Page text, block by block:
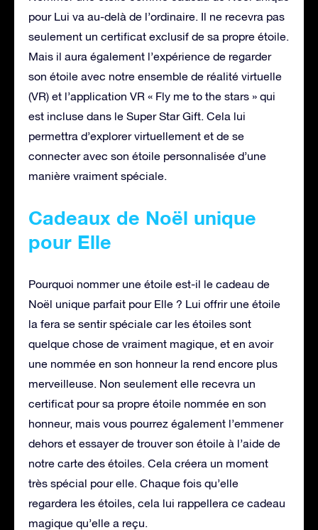
pour Lui va au-delà de l’ordinaire. Il ne recevra pas
seulement un certificat exclusif de sa propre étoile.
Mais il aura également l’expérience de regarder
son étoile avec notre ensemble de réalité virtuelle
(VR) et l’application VR « Fly me to the stars » qui
est incluse dans le Super Star Gift. Cela lui
permettra d’explorer virtuellement et de se
connecter avec son étoile personnalisée d’une
manière vraiment spéciale.
Cadeaux de Noël unique
pour Elle
Pourquoi nommer une étoile est-il le cadeau de
Noël unique parfait pour Elle ? Lui offrir une étoile
la fera se sentir spéciale car les étoiles sont
quelque chose de vraiment magique, et en avoir
une nommée en son honneur la rend encore plus
merveilleuse. Non seulement elle recevra un
certificat pour sa propre étoile nommée en son
honneur, mais vous pourrez également l’emmener
dehors et essayer de trouver son étoile à l’aide de
notre carte des étoiles. Cela créera un moment
très spécial pour elle. Chaque fois qu’elle
regardera les étoiles, cela lui rappellera ce cadeau
magique qu’elle a reçu.